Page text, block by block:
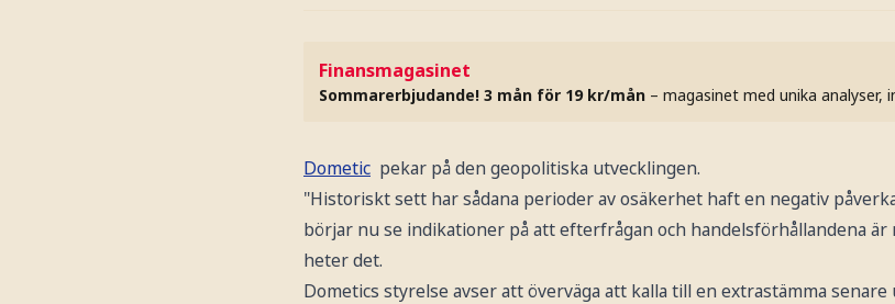
Finansmagasinet
Sommarerbjudande! 3 mån för 19 kr/mån – magasinet med unika analyser,
Dometic pekar på den geopolitiska utvecklingen.
"Historiskt sett har sådana perioder av osäkerhet haft en negativ
börjar nu se indikationer på att efterfrågan och handelsförhållandena är
heter det.
Dometics styrelse avser att överväga att kalla till en extrastämma